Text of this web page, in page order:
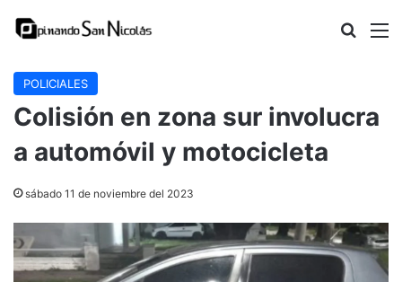
Buscar
POLICIALES
Colisión en zona sur involucra
a automóvil y motocicleta
sábado 11 de noviembre del 2023